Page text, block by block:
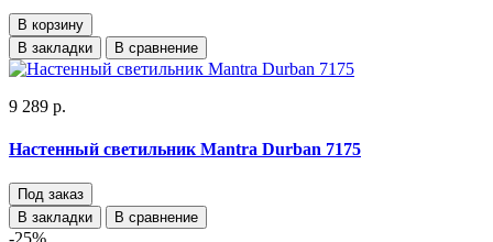
В корзину
В закладки
В сравнение
9 289 р.
Настенный светильник Mantra Durban 7175
Под заказ
В закладки
В сравнение
-25%